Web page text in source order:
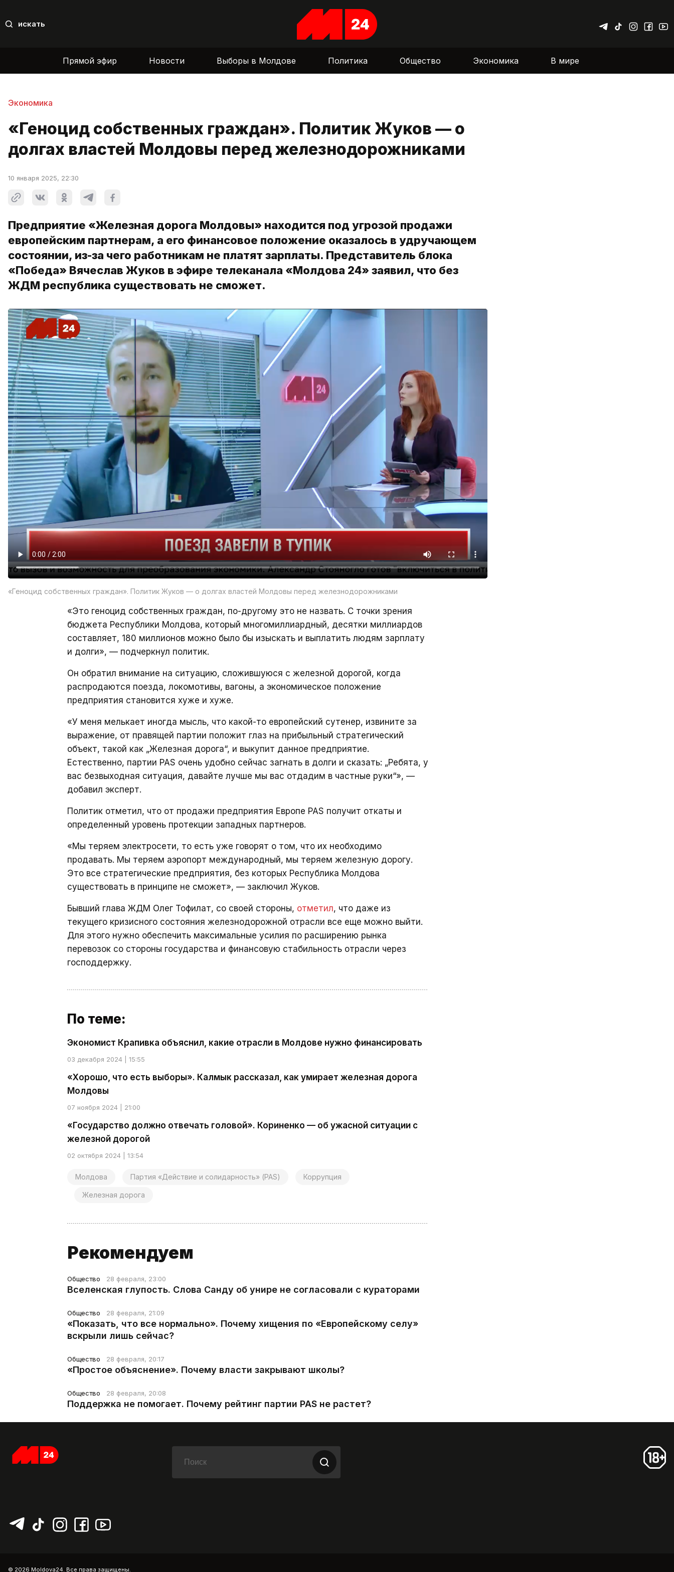
искать
Прямой эфир Новости Выборы в Молдове Политика Общество Экономика В мире
Экономика
«Геноцид собственных граждан». Политик Жуков — о
долгах властей Молдовы перед железнодорожниками
10 января 2025, 22:30
Предприятие «Железная дорога Молдовы» находится под угрозой продажи
европейским партнерам, а его финансовое положение оказалось в удручающем
состоянии, из-за чего работникам не платят зарплаты. Представитель блока
«Победа» Вячеслав Жуков в эфире телеканала «Молдова 24» заявил, что без
ЖДМ республика существовать не сможет.
«Геноцид собственных граждан». Политик Жуков — о долгах властей Молдовы перед железнодорожниками
«Это геноцид собственных граждан, по-другому это не назвать. С точки зрения
бюджета Республики Молдова, который многомиллиардный, десятки миллиардов
составляет, 180 миллионов можно было бы изыскать и выплатить людям зарплату
и долги», — подчеркнул политик.
Он обратил внимание на ситуацию, сложившуюся с железной дорогой, когда
распродаются поезда, локомотивы, вагоны, а экономическое положение
предприятия становится хуже и хуже.
«У меня мелькает иногда мысль, что какой-то европейский сутенер, извините за
выражение, от правящей партии положит глаз на прибыльный стратегический
объект, такой как „Железная дорога“, и выкупит данное предприятие.
Естественно, партии PAS очень удобно сейчас загнать в долги и сказать: „Ребята, у
вас безвыходная ситуация, давайте лучше мы вас отдадим в частные руки“», —
добавил эксперт.
Политик отметил, что от продажи предприятия Европе PAS получит откаты и
определенный уровень протекции западных партнеров.
«Мы теряем электросети, то есть уже говорят о том, что их необходимо
продавать. Мы теряем аэропорт международный, мы теряем железную дорогу.
Это все стратегические предприятия, без которых Республика Молдова
существовать в принципе не сможет», — заключил Жуков.
Бывший глава ЖДМ Олег Тофилат, со своей стороны, отметил, что даже из
текущего кризисного состояния железнодорожной отрасли все еще можно выйти.
Для этого нужно обеспечить максимальные усилия по расширению рынка
перевозок со стороны государства и финансовую стабильность отрасли через
господдержку.
По теме:
Экономист Крапивка объяснил, какие отрасли в Молдове нужно финансировать
03 декабря 2024 | 15:55
«Хорошо, что есть выборы». Калмык рассказал, как умирает железная дорога
Молдовы
07 ноября 2024 | 21:00
«Государство должно отвечать головой». Кориненко — об ужасной ситуации с
железной дорогой
02 октября 2024 | 13:54
Молдова Партия «Действие и солидарность» (PAS) Коррупция
Железная дорога
Рекомендуем
Общество 28 февраля, 23:00
Вселенская глупость. Слова Санду об унире не согласовали с кураторами
Общество 28 февраля, 21:09
«Показать, что все нормально». Почему хищения по «Европейскому селу»
вскрыли лишь сейчас?
Общество 28 февраля, 20:17
«Простое объяснение». Почему власти закрывают школы?
Общество 28 февраля, 20:08
Поддержка не помогает. Почему рейтинг партии PAS не растет?
© 2026 Moldova24. Все права защищены.